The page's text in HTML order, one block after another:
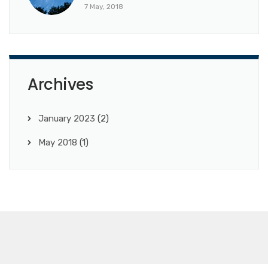
7 May, 2018
Archives
January 2023 (2)
May 2018 (1)